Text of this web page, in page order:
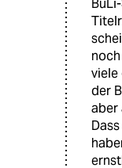
viele
der
aber